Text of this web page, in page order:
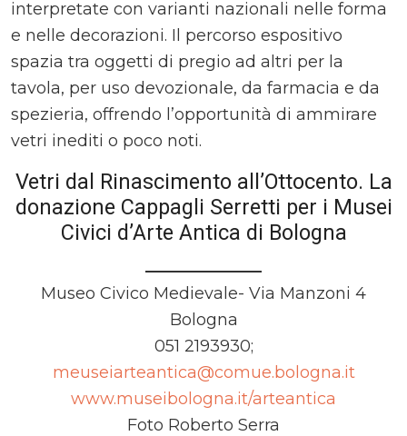
interpretate con varianti nazionali nelle forma
e nelle decorazioni. Il percorso espositivo
spazia tra oggetti di pregio ad altri per la
tavola, per uso devozionale, da farmacia e da
spezieria, offrendo l’opportunità di ammirare
vetri inediti o poco noti.
Vetri dal Rinascimento all’Ottocento. La
donazione Cappagli Serretti per i Musei
Civici d’Arte Antica di Bologna
Museo Civico Medievale- Via Manzoni 4
Bologna
051 2193930;
meuseiarteantica@comue.bologna.it
www.museibologna.it/arteantica
Foto Roberto Serra